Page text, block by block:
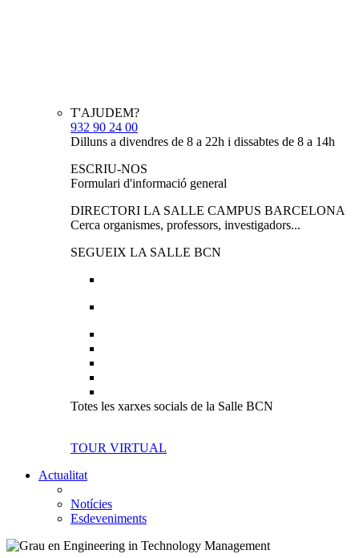
T'AJUDEM?
932 90 24 00
Dilluns a divendres de 8 a 22h i dissabtes de 8 a 14h
ESCRIU-NOS
Formulari d'informació general
DIRECTORI LA SALLE CAMPUS BARCELONA
Cerca organismes, professors, investigadors...
SEGUEIX LA SALLE BCN
Totes les xarxes socials de la Salle BCN
TOUR VIRTUAL
Actualitat
Notícies
Esdeveniments